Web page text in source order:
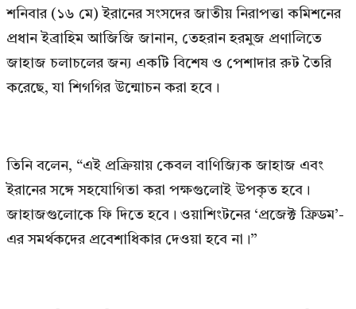
শনিবার (১৬ মে) ইরানের সংসদের জাতীয় নিরাপত্তা কমিশনের
প্রধান ইব্রাহিম আজিজি জানান, তেহরান হরমুজ প্রণালিতে
জাহাজ চলাচলের জন্য একটি বিশেষ ও পেশাদার রুট তৈরি
করেছে, যা শিগগির উন্মোচন করা হবে।
তিনি বলেন, “এই প্রক্রিয়ায় কেবল বাণিজ্যিক জাহাজ এবং
ইরানের সঙ্গে সহযোগিতা করা পক্ষগুলোই উপকৃত হবে।
জাহাজগুলোকে ফি দিতে হবে। ওয়াশিংটনের ‘প্রজেক্ট ফ্রিডম’-
এর সমর্থকদের প্রবেশাধিকার দেওয়া হবে না।”